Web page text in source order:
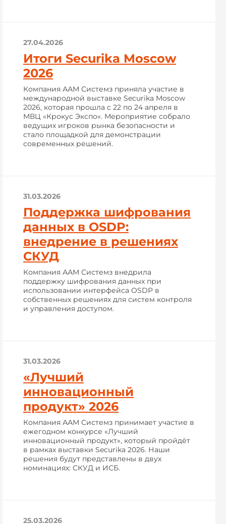
27.04.2026
Итоги Securika Moscow
2026
Компания ААМ Системз приняла участие в
международной выставке Securika Moscow
2026, которая прошла с 22 по 24 апреля в
МВЦ «Крокус Экспо». Мероприятие собрало
ведущих игроков рынка безопасности и
стало площадкой для демонстрации
современных решений.
31.03.2026
Поддержка шифрования
данных в OSDP:
внедрение в решениях
СКУД
Компания ААМ Системз внедрила
поддержку шифрования данных при
использовании интерфейса OSDP в
собственных решениях для систем контроля
и управления доступом.
31.03.2026
«Лучший
инновационный
продукт» 2026
Компания ААМ Системз принимает участие в
ежегодном конкурсе «Лучший
инновационный продукт», который пройдёт
в рамках выставки Securika 2026. Наши
решения будут представлены в двух
номинациях: СКУД и ИСБ.
25.03.2026